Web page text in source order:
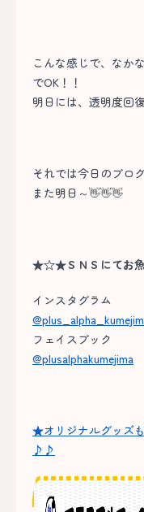
こんな感じで、なか
でOK！！
明日には、透明度回
それでは今日のブロ
また明日～👋👋👋
★☆★ＳＮＳにてお
インスタグラム
フェイスブック
@plusalphakumejima
★オリジナルグッズ
♪♪